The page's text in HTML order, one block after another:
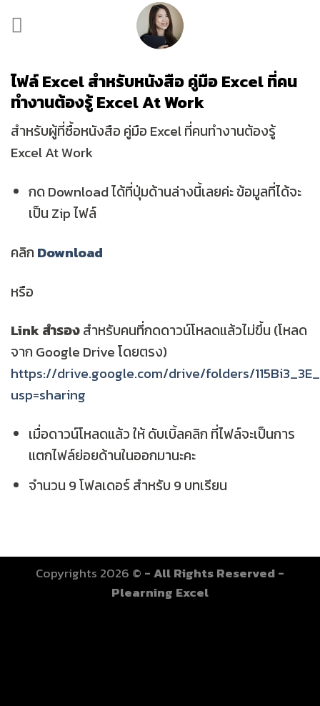
ไฟล์ Excel สำหรับหนังสือ คู่มือ Excel ที่คน
ทำงานต้องรู้ Excel At Work
สำหรับผู้ที่ซื้อหนังสือ คู่มือ Excel ที่คนทำงานต้องรู้
Excel At Work
กด Download ได้ที่ปุ่มด้านล่างนี้เลยค่ะ ข้อมูลที่ได้จะ
เป็น Zip ไฟล์
คลิก Download
หรือ
Link สำรองสำหรับคนที่กดดาวน์โหลดแล้วไม่ขึ้น (โหลด
จาก Google Drive โดยตรง)
https://drive.google.com/drive/folders/
usp=sharing
เมื่อดาวน์โหลดแล้ว ให้ ดับเบิ้ลคลิก ที่ไฟล์จะเป็นการ
แตกไฟล์ย่อยด้านในออกมานะคะ
จำนวน 9 โฟลเดอร์ สำหรับ 9 บทเรียน
Copyrights 2026 © - All Rights Reserved -
Plearning Excel